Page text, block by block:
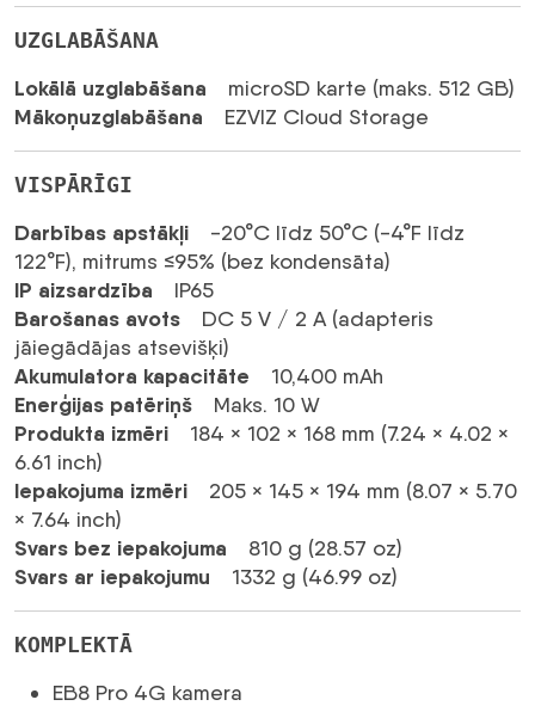
UZGLABĀŠANA
Lokālā uzglabāšana microSD karte (maks. 512 GB)
Mākoņuzglabāšana EZVIZ Cloud Storage
VISPĀRĪGI
Darbības apstākļi -20°C līdz 50°C (-4°F līdz
122°F), mitrums ≤95% (bez kondensāta)
IP aizsardzība IP65
Barošanas avots DC 5 V / 2 A (adapteris
jāiegādājas atsevišķi)
Akumulatora kapacitāte 10,400 mAh
Enerģijas patēriņš Maks. 10 W
Produkta izmēri 184 × 102 × 168 mm (7.24 × 4.02 ×
6.61 inch)
Iepakojuma izmēri 205 × 145 × 194 mm (8.07 × 5.70
× 7.64 inch)
Svars bez iepakojuma 810 g (28.57 oz)
Svars ar iepakojumu 1332 g (46.99 oz)
KOMPLEKTĀ
EB8 Pro 4G kamera